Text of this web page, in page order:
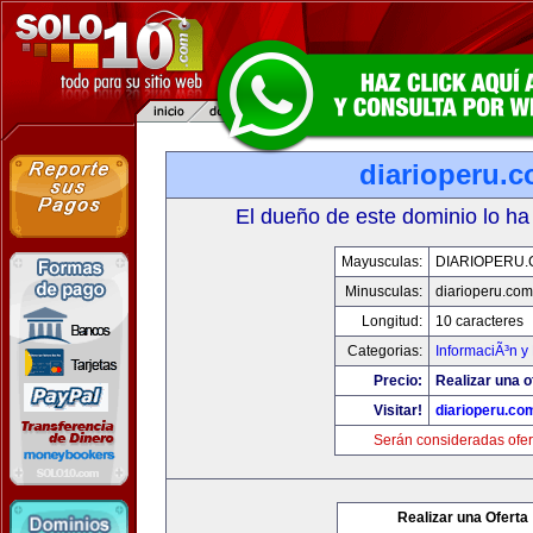
El dueño de este dominio lo
Mayusculas:
Minusculas:
diarioperu.com
Longitud:
10 caracteres
Categorias:
InformaciÃ³n
Precio:
Realizar una
Visitar!
Serán consideradas
Realizar una Oferta